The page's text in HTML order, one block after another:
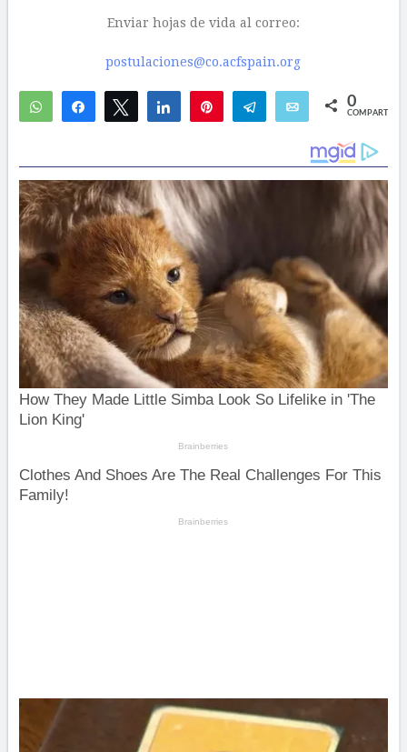
Enviar hojas de vida al correo:
postulaciones@co.acfspain.org
WhatsAppCompartirTwittear Compartir Telegram Email 0
COMPARTIR